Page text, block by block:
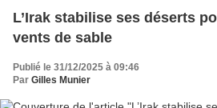
L’Irak stabilise ses déserts
vents de sable
Publié le 31/12/2025 à 09:46
Par Gilles Munier